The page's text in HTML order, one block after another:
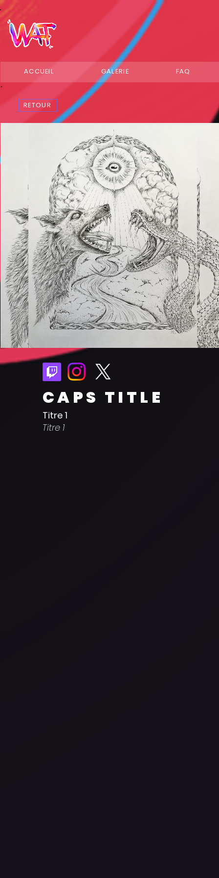
ACCUEIL GALERIE FAQ
RETOUR
CAPS TITLE
Titre 1
Titre 1